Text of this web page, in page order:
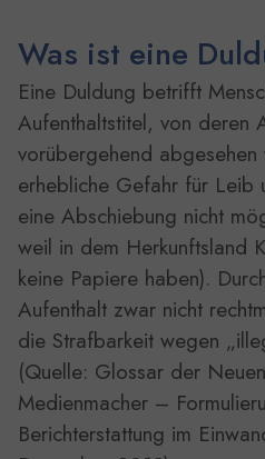
Was ist eine
Eine Duldung betrifft
Aufenthaltstitel, von deren
vorübergehend
erhebliche Gefahr für
eine Abschiebung nicht
weil in dem Herkunftsland
keine Papiere haben).
Aufenthalt zwar nicht
die Strafbarkeit wegen
(Quelle: Glossar der
Medienmacher –
Berichterstattung im